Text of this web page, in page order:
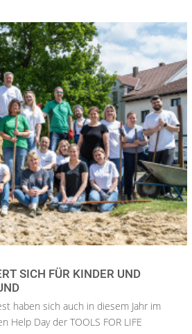
SICH FÜR KINDER UND
haben sich auch in diesem Jahr im
Help Day der TOOLS FOR LIFE